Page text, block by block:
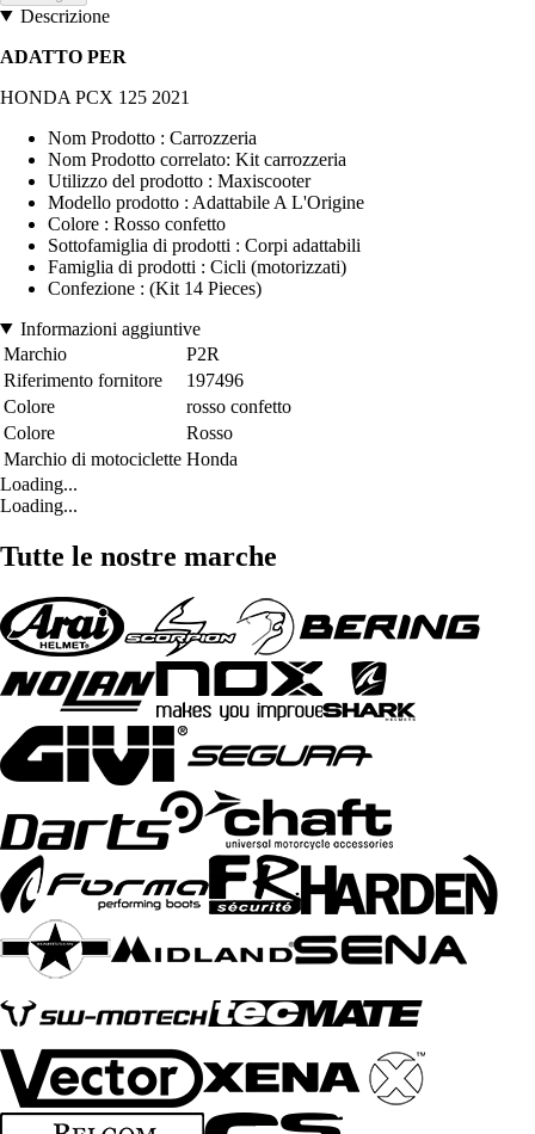
Descrizione
ADATTO PER
HONDA PCX 125 2021
Nom Prodotto : Carrozzeria
Nom Prodotto correlato: Kit carrozzeria
Utilizzo del prodotto : Maxiscooter
Modello prodotto : Adattabile A L'Origine
Colore : Rosso confetto
Sottofamiglia di prodotti : Corpi adattabili
Famiglia di prodotti : Cicli (motorizzati)
Confezione : (Kit 14 Pieces)
Informazioni aggiuntive
Marchio
P2R
Riferimento fornitore
197496
Colore
rosso confetto
Colore
Rosso
Marchio di motociclette Honda
Loading...
Loading...
Tutte le nostre marche